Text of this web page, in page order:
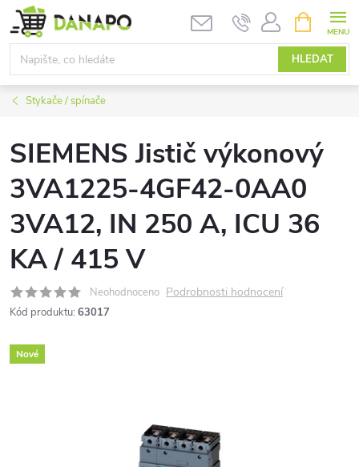
Přejít
na
obsah
HLEDAT
NÁKUPNÍ
KOŠÍK
Stykače / spínače
SIEMENS Jistič výkonový
3VA1225-4GF42-0AA0
3VA12, IN 250 A, ICU 36
KA / 415 V
Neohodnoceno Podrobnosti hodnocení
Kód produktu: 63017
Nové